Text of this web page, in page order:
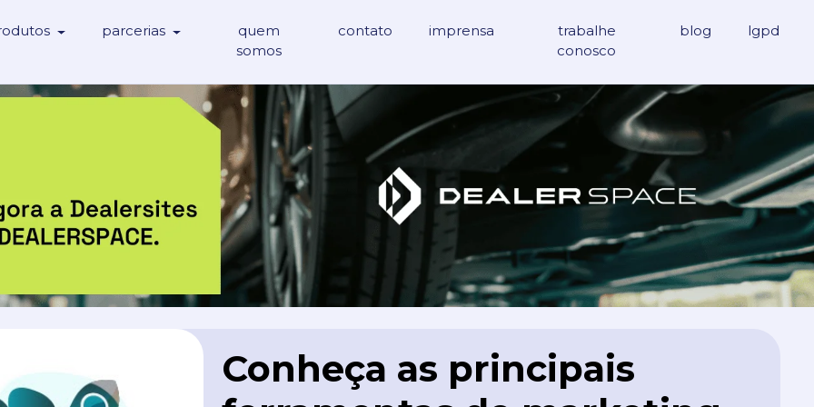
parcerias
quem
somos
contato imprensa
trabalhe
conosco
blog lgpd
Conheça as principais